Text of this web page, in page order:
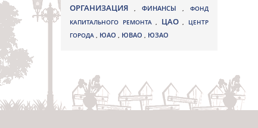
ОРГАНИЗАЦИЯ
, ФИНАНСЫ , ФОНД
КАПИТАЛЬНОГО РЕМОНТА , ЦАО ,
ЦЕНТР
ГОРОДА , ЮАО , ЮВАО , ЮЗАО